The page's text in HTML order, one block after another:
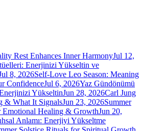
Rest Enhances Inner HarmonyJul 12,
Enerjinizi Yükseltin ve
8, 2026Self-Love Leo Season: Meaning
ConfidenceJul 6, 2026Yaz Gündönümü
YükseltinJun 28, 2026Carl Jung
& What It SignalsJun 23, 2026Summer
Emotional Healing & GrowthJun 20,
Anlamı: Enerjiyi Yükseltme